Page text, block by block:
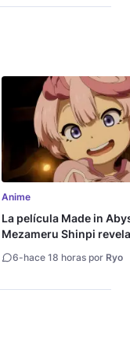
Anime
La película Made in
Mezameru Shinpi
6-hace 18 horas por Ryo